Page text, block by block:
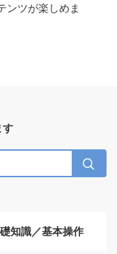
ンツが楽しめま
す
知識／基本操作